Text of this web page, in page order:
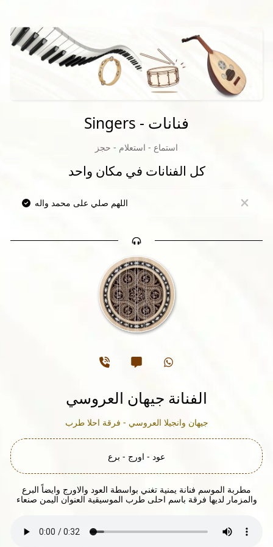
Singers - فنانات
استماع - استعلام - حجز
كل الفنانات في مكان واحد
اللهم صلي على محمد واله
الفنانة جيهان العروسي
جيهان وانجيلا العروسي - فرقة احلا طرب
عود - اورج - برع
مطربة الموسم فنانة يمنية تغني بواسطة العود والاورج وايضاً البرع
والمزمار لديها فرقة باسم احلى طرب الموسيقية العنوان اليمن صنعاء